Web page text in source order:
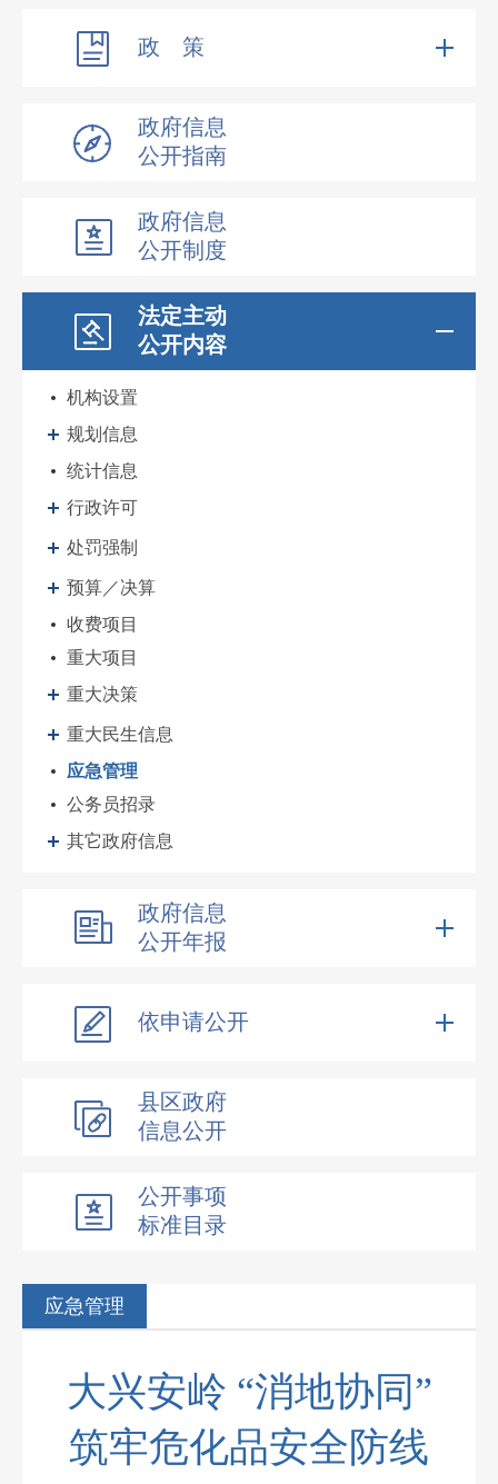
政 策
政府信息
公开指南
政府信息
公开制度
法定主动
公开内容
机构设置
规划信息
统计信息
行政许可
处罚强制
预算／决算
收费项目
重大项目
重大决策
重大民生信息
应急管理
公务员招录
其它政府信息
政府信息
公开年报
依申请公开
县区政府
信息公开
公开事项
标准目录
应急管理
大兴安岭 “消地协同”
筑牢危化品安全防线